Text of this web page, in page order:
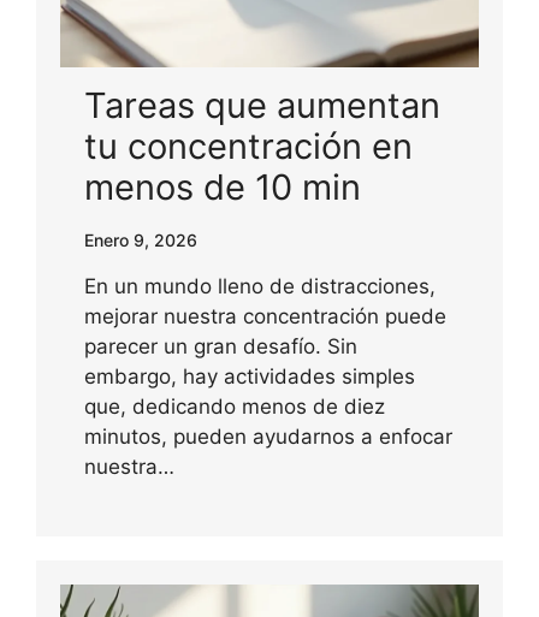
Tareas que aumentan
tu concentración en
menos de 10 min
Enero 9, 2026
En un mundo lleno de distracciones,
mejorar nuestra concentración puede
parecer un gran desafío. Sin
embargo, hay actividades simples
que, dedicando menos de diez
minutos, pueden ayudarnos a enfocar
nuestra…